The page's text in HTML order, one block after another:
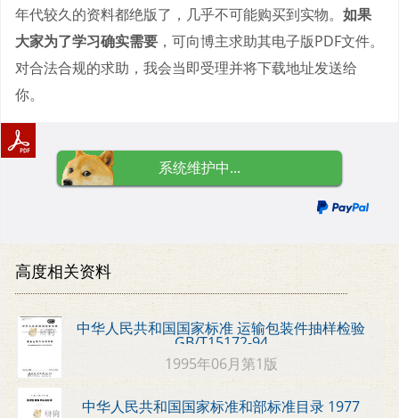
年代较久的资料都绝版了，几乎不可能购买到实物。 如果
大家为了学习确实需要 ，可向博主求助其电子版PDF文件。
对合法合规的求助，我会当即受理并将下载地址发送给
你。
系统维护中...
高度相关资料
中华人民共和国国家标准 运输包装件抽样检验
GB/T15172-94
1995年06月第1版
中华人民共和国国家标准和部标准目录 1977